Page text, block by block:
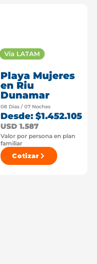
Vía LATAM
Playa Mujeres
en Riu
Dunamar
08 Días / 07 Noches
Desde: $1.452.105
USD 1.587
Valor por persona en plan
familiar
Cotizar